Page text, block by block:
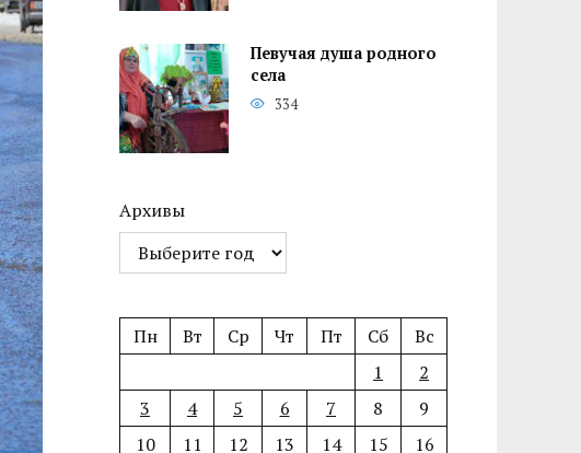
Певучая душа родного
села
334
Архивы
Пн Вт Ср Чт Пт Сб
Вс
1
2
3
4 5 6 7 8
9
10
11 12 13 14 15
16